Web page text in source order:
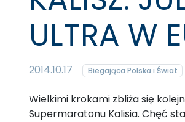
ULTRA W
2014.10.17 Biegająca Polska i Świat
Wielkimi krokami zbliża się
Supermaratonu Kalisia. Chęć